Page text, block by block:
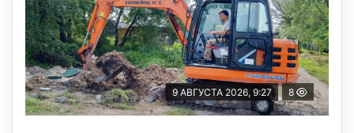
9 АВГУСТА 2026, 9:27 8